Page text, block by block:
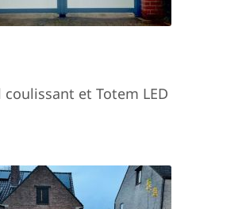
coulissant et Totem LED